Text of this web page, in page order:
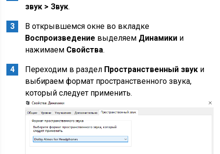
звук > Звук.
В открывшемся окне во вкладке
Воспроизведение выделяем Динамики и
нажимаем Свойства.
Переходим в раздел Пространственный звук и
выбираем формат пространственного звука,
который следует применить.